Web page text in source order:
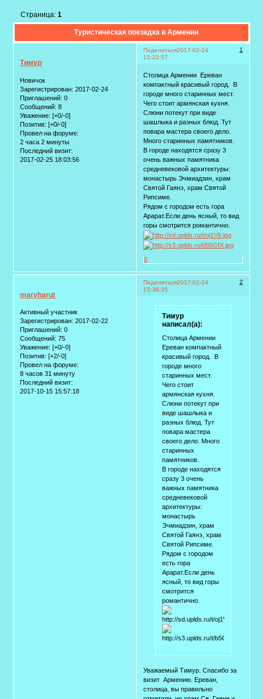
Туристическая поезкдка в Армении
Страница: 1
Поделиться 1
2017-02-24
15:22:57
Тимур
Новичок
Зарегистрирован: 2017-02-24
Приглашений: 0
Сообщений: 8
Уважение: [+0/-0]
Позитив: [+0/-0]
Провел на форуме:
2 часа 2 минуты
Последний визит:
2017-02-25 18:03:56
Столица Армении Ереван
компактный красивый город. В
городе много старинных мест.
Чего стоит армянская кухня.
Слюни потекут при виде
шашлыка и разных блюд. Тут
повара мастера своего дело.
Много старинных памятников.
В городе находятся сразу 3
очень важных памятника
средневековой архитектуры:
монастырь Эчмиадзин, храм
Святой Гаянэ, храм Святой
Рипсиме.
Рядом с городом есть гора
Арарат.Если день ясный, то вид
горы смотрится романтично.
0
Поделиться 2
2017-02-24
15:38:35
maryharut
Активный участник
Зарегистрирован: 2017-02-22
Приглашений: 0
Сообщений: 75
Уважение: [+0/-0]
Позитив: [+2/-0]
Провел на форуме:
8 часов 31 минуту
Последний визит:
2017-10-15 15:57:18
Тимур
написал(а):
Столица Армении
Ереван компактный
красивый город. В
городе много
старинных мест.
Чего стоит
армянская кухня.
Слюни потекут при
виде шашлыка и
разных блюд. Тут
повара мастера
своего дело. Много
старинных
памятников.
В городе находятся
сразу 3 очень
важных памятника
средневековой
архитектуры:
монастырь
Эчмиадзин, храм
Святой Гаянэ, храм
Святой Рипсиме.
Рядом с городом
есть гора
Арарат.Если день
ясный, то вид горы
смотрится
романтично.
Уважаемый Тимур. Спасибо за
визит Армению. Ереван,
столица, вы правильно